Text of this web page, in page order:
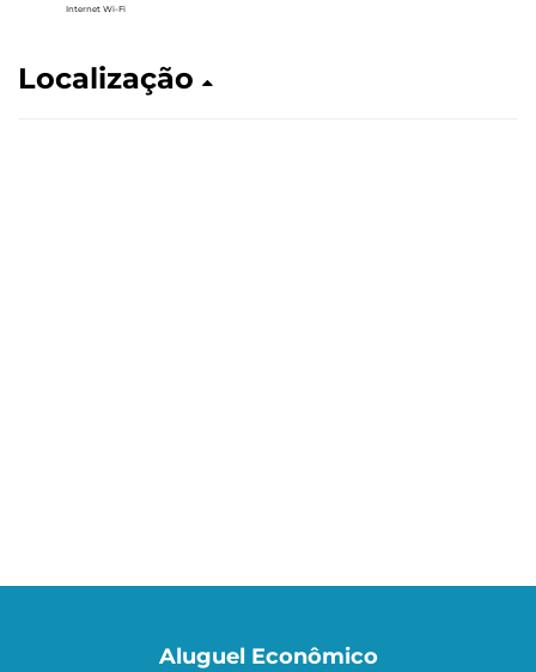
Internet Wi-Fi
Localização
Aluguel Econômico